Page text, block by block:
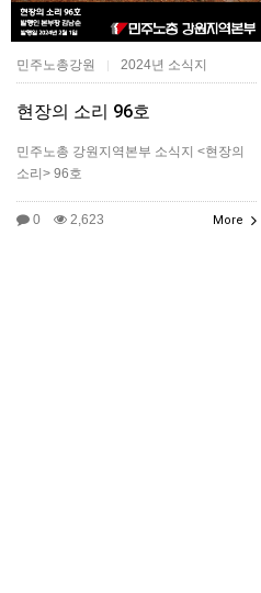
민주노총강원 2024년 소식지
현장의 소리 96호
민주노총 강원지역본부 소식지 <현장의
소리> 96호
0 2,623 More